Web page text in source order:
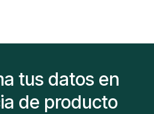
tus datos en
de producto